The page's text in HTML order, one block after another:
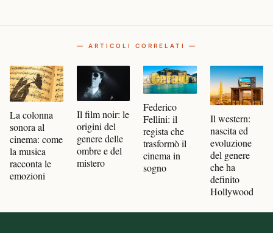
— ARTICOLI CORRELATI —
La colonna
sonora al
cinema: come
la musica
racconta le
emozioni
Il film noir: le
origini del
genere delle
ombre e del
mistero
Federico
Fellini: il
regista che
trasformò il
cinema in
sogno
Il western:
nascita ed
evoluzione
del genere
che ha
definito
Hollywood